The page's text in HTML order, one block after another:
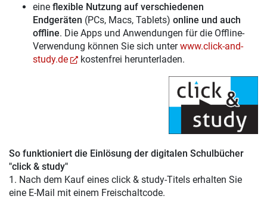
eine flexible Nutzung auf verschiedenen
Endgeräten (PCs, Macs, Tablets) online und auch
offline. Die Apps und Anwendungen für die Offline-
Verwendung können Sie sich unterwww.click-and-
study.de
kostenfrei herunterladen.
So funktioniert die Einlösung der digitalen Schulbücher
"click & study"
1. Nach dem Kauf eines click & study-Titels erhalten Sie
eine E-Mail mit einem Freischaltcode.